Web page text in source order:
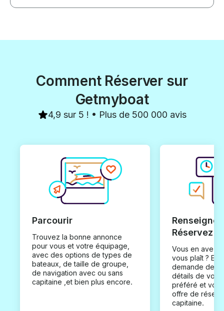
Comment Réserver sur
Getmyboat
4,9 sur 5 ! • Plus de 500 000 avis
Parcourir
Trouvez la bonne annonce
pour vous et votre équipage,
avec des options de types de
bateaux, de taille de groupe,
de navigation avec ou sans
capitaine ,et bien plus encore.
Réservez
Vous en avez
vous plaît ?
demande de
détails de
préféré et
offre de
capitaine.